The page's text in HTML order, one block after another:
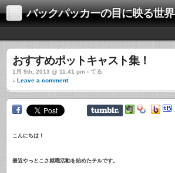
バックパッカーの目に映る世界
おすすめポットキャスト集！
1月 9th, 2013 @ 11:41 pm › てる
↓ Leave a comment
こんにちは！
最近やっとこさ就職活動を始めたテルです。